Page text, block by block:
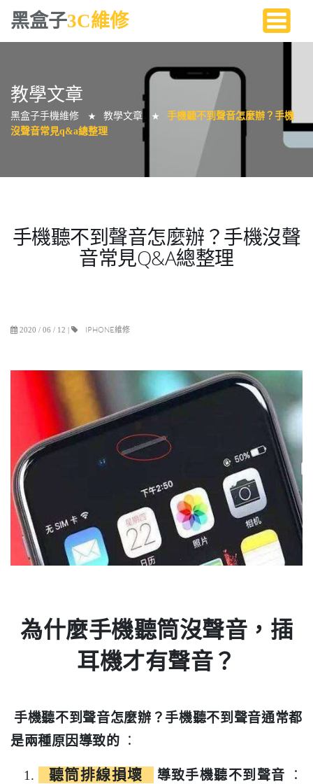
黑盒子3C維修
教學文章
黑盒子手機維修 ★ 教學文章 ★
手機聽不到聲音怎麼辦？手機
沒聲音常見q&a總整理
手機聽不到聲音怎麼辦？手機沒聲
音常見Q&A總整理
2020 / 06 / 12 | IPHONE維修
為什麼手機聽筒沒聲音，插
耳機才有聲音？
手機聽不到聲音怎麼辦？手機聽不到聲音通常都
是兩種原因導致的
：
聽筒排線損壞 導致手機聽不到聲音
：